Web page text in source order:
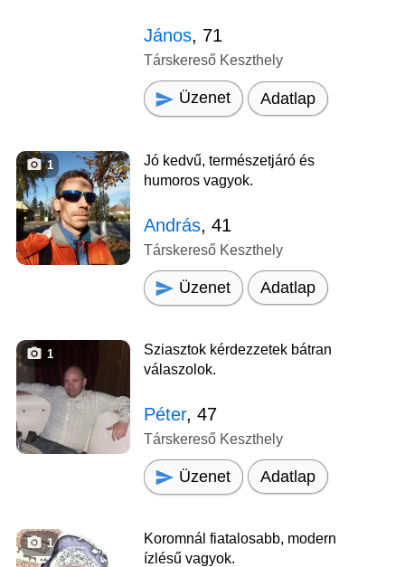
János, 71
Társkereső Keszthely
Üzenet Adatlap
1
Jó kedvű, természetjáró és
humoros vagyok.
András, 41
Társkereső Keszthely
Üzenet Adatlap
1
Sziasztok kérdezzetek bátran
válaszolok.
Péter, 47
Társkereső Keszthely
Üzenet Adatlap
1
Koromnál fiatalosabb, modern
ízlésű vagyok.